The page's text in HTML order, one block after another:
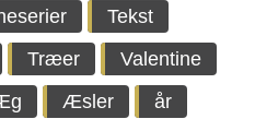
Tekst
Træer
Valentine
Æsler år